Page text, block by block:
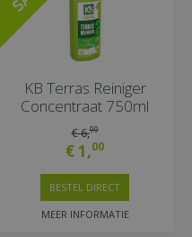
KB Terras Reiniger
Concentraat 750ml
€6,99
€1,00
MEER INFORMATIE
BESTEL DIRECT